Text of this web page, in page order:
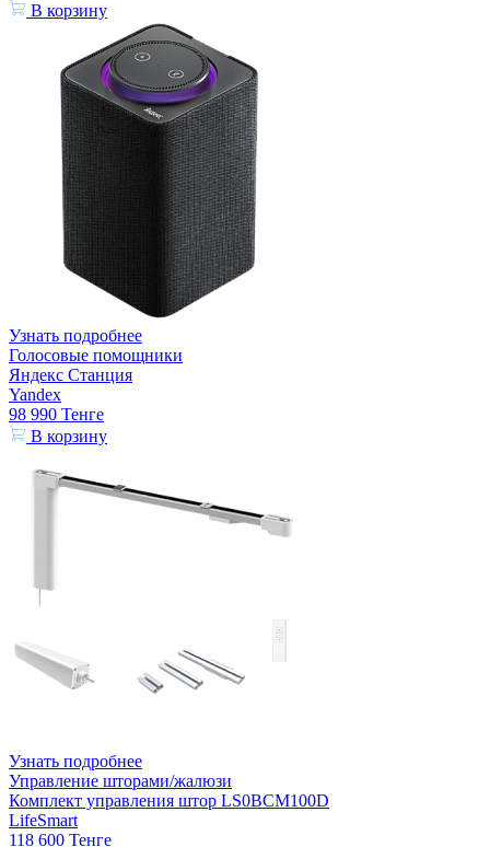
В корзину
Узнать подробнее
Голосовые помощники
Яндекс Станция
Yandex
98 990 Тенге
В корзину
Узнать подробнее
Управление шторами/жалюзи
Комплект управления штор LS0BCM100D
LifeSmart
118 600 Тенге